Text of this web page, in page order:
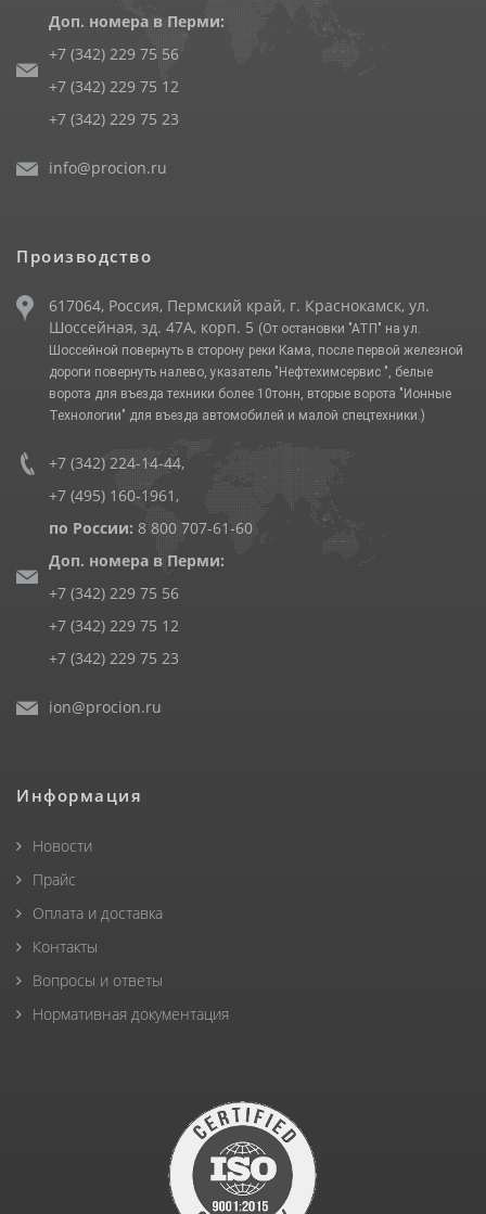
Доп. номера в Перми:
+7 (342) 229 75 56
+7 (342) 229 75 12
+7 (342) 229 75 23
info@procion.ru
Производство
617064, Россия, Пермский край, г. Краснокамск, ул.
Шоссейная, зд. 47А, корп. 5 (От остановки "АТП" на ул.
Шоссейной повернуть в сторону реки Кама, после первой железной
дороги повернуть налево, указатель "Нефтехимсервис ", белые
ворота для въезда техники более 10тонн, вторые ворота "Ионные
Технологии" для въезда автомобилей и малой спецтехники.)
+7 (342) 224-14-44,
+7 (495) 160-1961 ,
по России: 8 800 707-61-60
Доп. номера в Перми:
+7 (342) 229 75 56
+7 (342) 229 75 12
+7 (342) 229 75 23
ion@procion.ru
Информация
Новости
Прайс
Оплата и доставка
Контакты
Вопросы и ответы
Нормативная документация